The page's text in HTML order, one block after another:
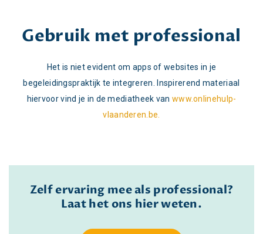
Gebruik met professional
Het is niet evident om apps of websites in je
begeleidingspraktijk te integreren. Inspirerend materiaal
hiervoor vind je in de mediatheek van www.onlinehulp-
vlaanderen.be.
Zelf ervaring mee als professional?
Laat het ons hier weten.